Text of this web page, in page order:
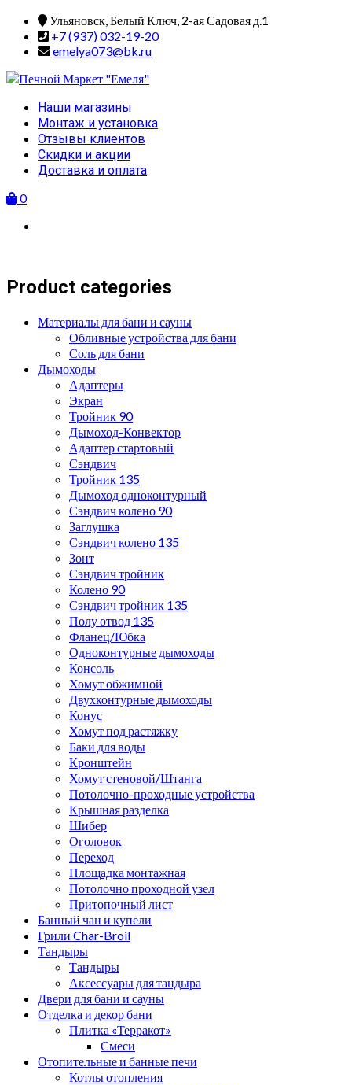
Skip
content
Ульяновск, Белый Ключ, 2-ая Садовая д.1
+7 (937) 032-19-20
emelya073@bk.ru
Primary
Menu
Наши магазины
Монтаж и установка
Отзывы клиентов
Скидки и акции
Доставка и оплата
0
Product categories
Материалы для бани и сауны
Обливные устройства для бани
Соль для бани
Дымоходы
Адаптеры
Экран
Тройник 90
Дымоход-Конвектор
Адаптер стартовый
Сэндвич
Тройник 135
Дымоход одноконтурный
Сэндвич колено 90
Заглушка
Сэндвич колено 135
Зонт
Сэндвич тройник
Колено 90
Сэндвич тройник 135
Полу отвод 135
Фланец/Юбка
Одноконтурные дымоходы
Консоль
Хомут обжимной
Двухконтурные дымоходы
Конус
Хомут под растяжку
Баки для воды
Кронштейн
Хомут стеновой/Штанга
Потолочно-проходные устройства
Крышная разделка
Шибер
Оголовок
Переход
Площадка монтажная
Потолочно проходной узел
Притопочный лист
Банный чан и купели
Грили Char-Broil
Тандыры
Тандыры
Аксессуары для тандыра
Двери для бани и сауны
Отделка и декор бани
Плитка «Терракот»
Смеси
Отопительные и банные печи
Котлы отопления